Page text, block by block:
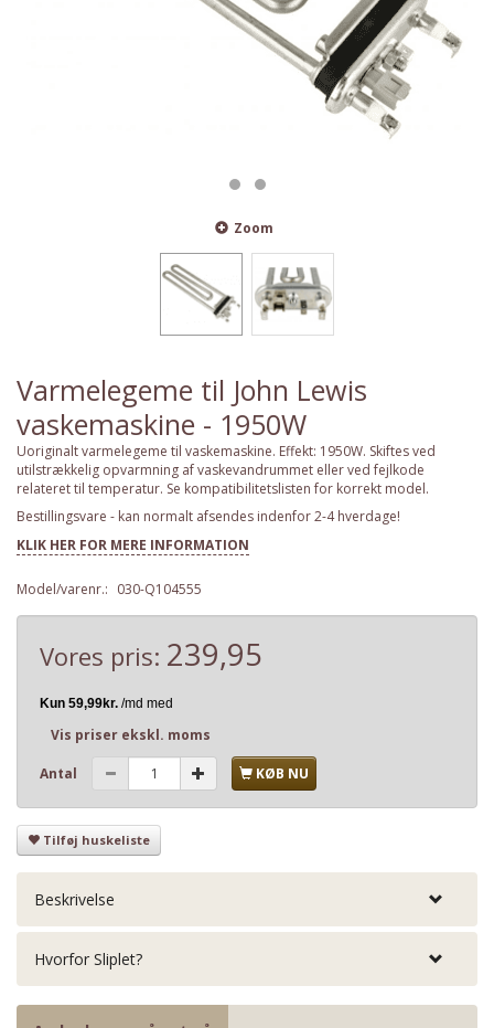
Zoom
Varmelegeme til John Lewis
vaskemaskine - 1950W
Uoriginalt varmelegeme til vaskemaskine. Effekt: 1950W. Skiftes ved
utilstrækkelig opvarmning af vaskevandrummet eller ved fejlkode
relateret til temperatur. Se kompatibilitetslisten for korrekt model.
Bestillingsvare - kan normalt afsendes indenfor 2-4 hverdage!
KLIK HER FOR MERE INFORMATION
Model/varenr.: 030-Q104555
Vores pris: 239,95
Vis priser ekskl. moms
Antal KØB NU
Tilføj huskeliste
Beskrivelse
Hvorfor Sliplet?